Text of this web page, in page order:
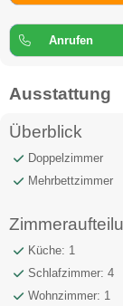
Anrufen
Ausstattung
Überblick
Doppelzimmer
Mehrbettzimmer
Küche: 1
Schlafzimmer: 4
Wohnzimmer: 1